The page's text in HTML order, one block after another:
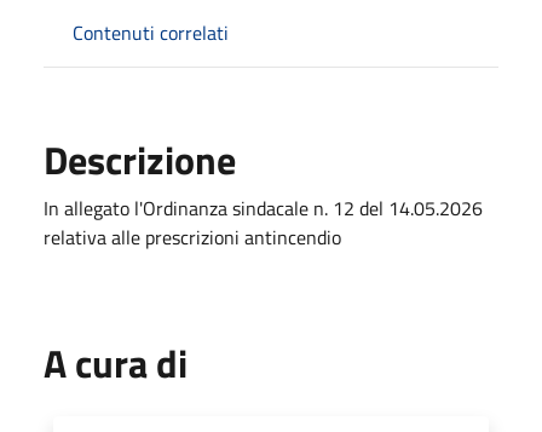
Contenuti correlati
Descrizione
In allegato l'Ordinanza sindacale n. 12 del 14.05.2026
relativa alle prescrizioni antincendio
A cura di